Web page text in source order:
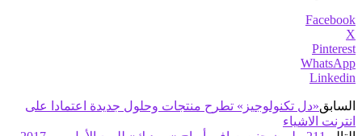
Facebook
X
Pinterest
WhatsApp
Linkedin
السابق«دل تكنولوجيز» تطرح منتجات وحلول جديدة اعتمادا على
انترنت الاشياء